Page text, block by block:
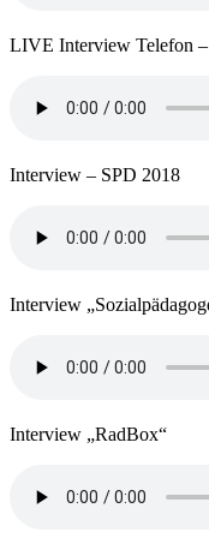
LIVE Interview Telefon –
Interview – SPD 2018
Interview
Interview „RadBox“